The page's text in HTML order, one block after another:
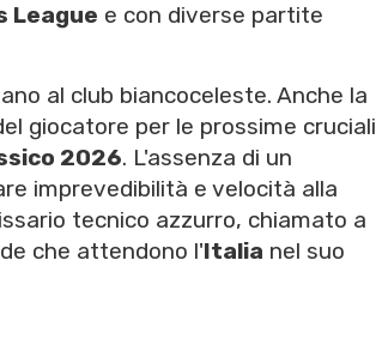
League e con diverse partite
al club biancoceleste. Anche la
giocatore per le prossime cruciali
2026. L'assenza di un
imprevedibilità e velocità alla
tecnico azzurro, chiamato a
che attendono l'Italia nel suo